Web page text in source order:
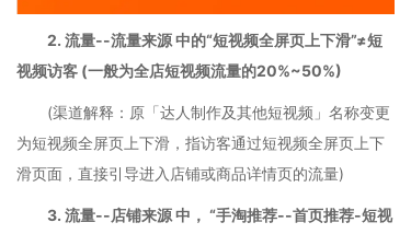
2. 流量--流量来源 中的“短视频全屏页上下滑”≠短
视频访客 (一般为全店短视频流量的20%~50%)
(渠道解释：原「达人制作及其他短视频」名称变更
为短视频全屏页上下滑，指访客通过短视频全屏页上下
滑页面，直接引导进入店铺或商品详情页的流量)
3. 流量--店铺来源 中， “手淘推荐--首页推荐-短视